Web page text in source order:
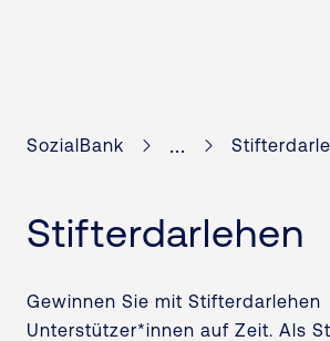
SozialBank ...
Stifterdarlehen
Gewinnen Sie mit Stifterdarlehen
Unterstützer*innen auf Zeit. Als